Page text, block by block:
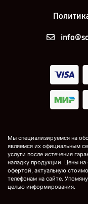
Мы специализируемся на
являемся их официальным
услуги после истечения
наладку продукции. Цены
офертой, актуальную
телефонам на сайте.
целью информирования.